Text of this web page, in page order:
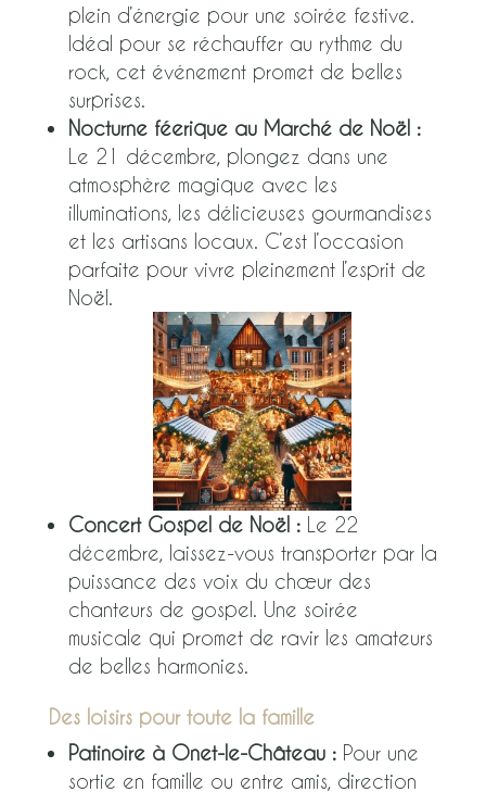
plein d’énergie pour une soirée festive.
Idéal pour se réchauffer au rythme du
rock, cet événement promet de belles
surprises.
Nocturne féerique au Marché de Noël :
Le 21 décembre, plongez dans une
atmosphère magique avec les
illuminations, les délicieuses gourmandises
et les artisans locaux. C’est l’occasion
parfaite pour vivre pleinement l’esprit de
Noël.
Concert Gospel de Noël :Le 22
décembre, laissez-vous transporter par la
puissance des voix du chœur des
chanteurs de gospel. Une soirée
musicale qui promet de ravir les amateurs
de belles harmonies.
Des loisirs pour toute la famille
Patinoire à Onet-le-Château :Pour une
sortie en famille ou entre amis, direction